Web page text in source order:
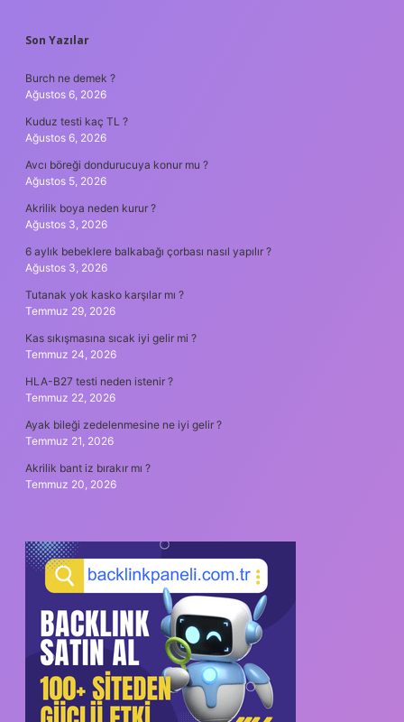
SIDEBAR
Son Yazılar
Burch ne demek ?
Ağustos 6, 2026
Kuduz testi kaç TL ?
Ağustos 6, 2026
Avcı böreği dondurucuya konur mu ?
Ağustos 5, 2026
Akrilik boya neden kurur ?
Ağustos 3, 2026
6 aylık bebeklere balkabağı çorbası nasıl yapılır ?
Ağustos 3, 2026
Tutanak yok kasko karşılar mı ?
Temmuz 29, 2026
Kas sıkışmasına sıcak iyi gelir mi ?
Temmuz 24, 2026
HLA-B27 testi neden istenir ?
Temmuz 22, 2026
Ayak bileği zedelenmesine ne iyi gelir ?
Temmuz 21, 2026
Akrilik bant iz bırakır mı ?
Temmuz 20, 2026